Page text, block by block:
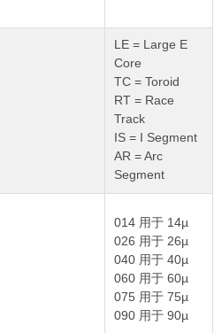
LE = Large E
Core
TC = Toroid
RT = Race
Track
IS = I Segment
AR = Arc
Segment
014 用于 14µ
026 用于 26µ
040 用于 40µ
060 用于 60µ
075 用于 75µ
090 用于 90µ